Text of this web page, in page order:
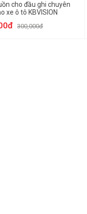
cho đầu ghi chuyên
xe ô tô KBVISION
300,000đ